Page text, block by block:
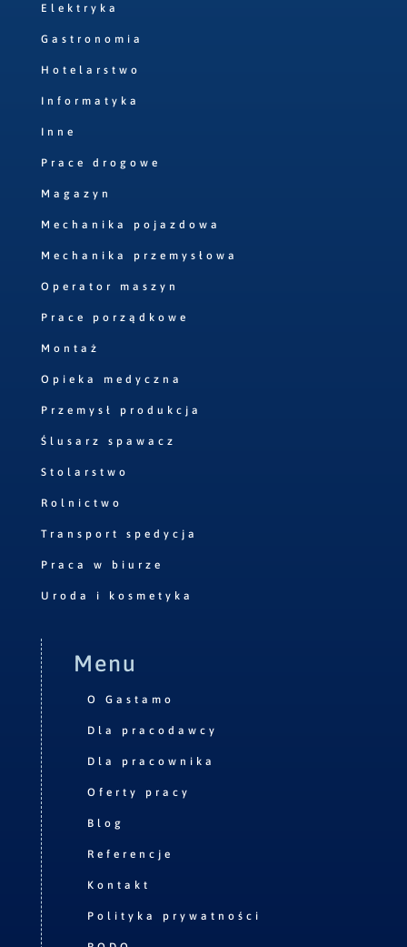
Elektryka
Gastronomia
Hotelarstwo
Informatyka
Inne
Prace drogowe
Magazyn
Mechanika pojazdowa
Mechanika przemysłowa
Operator maszyn
Prace porządkowe
Montaż
Opieka medyczna
Przemysł produkcja
Ślusarz spawacz
Stolarstwo
Rolnictwo
Transport spedycja
Praca w biurze
Uroda i kosmetyka
Menu
O Gastamo
Dla pracodawcy
Dla pracownika
Oferty pracy
Blog
Referencje
Kontakt
Polityka prywatności